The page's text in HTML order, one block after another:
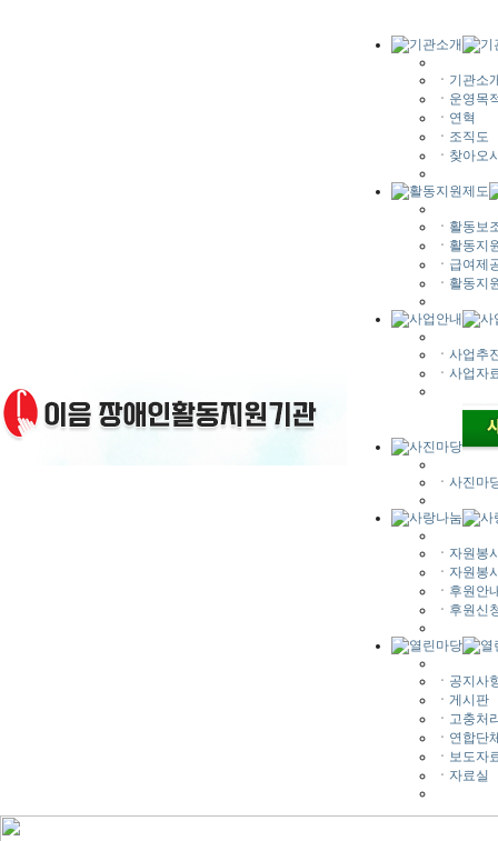
ㆍ 기관소
ㆍ 운영목
ㆍ 연혁
ㆍ 조직도
ㆍ 찾아오
ㆍ 활동보
ㆍ 활동지
ㆍ 급여제
ㆍ 활동지
ㆍ 사업추
ㆍ 사업자
ㆍ 사진마
ㆍ 자원봉
ㆍ 자원봉
ㆍ 후원안
ㆍ 후원신
ㆍ 공지사
ㆍ 게시판
ㆍ 고충처
ㆍ 연합단
ㆍ 보도자
ㆍ 자료실